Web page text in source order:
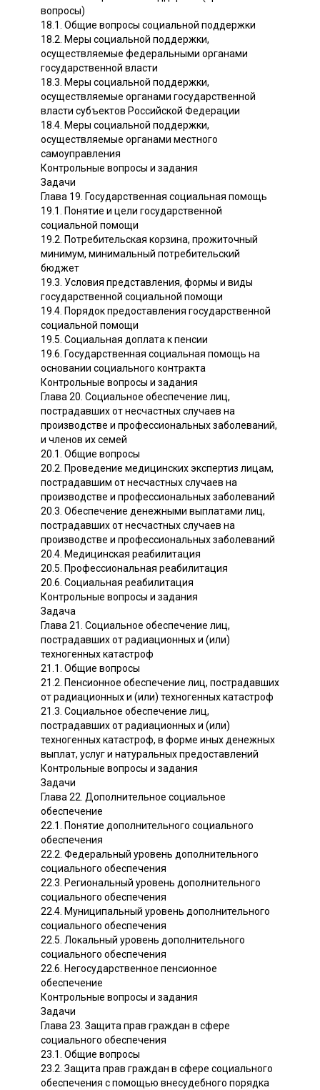
вопросы)
18.1. Общие вопросы социальной поддержки
18.2. Меры социальной поддержки,
осуществляемые федеральными органами
государственной власти
18.3. Меры социальной поддержки,
осуществляемые органами государственной
власти субъектов Российской Федерации
18.4. Меры социальной поддержки,
осуществляемые органами местного
самоуправления
Контрольные вопросы и задания
Задачи
Глава 19. Государственная социальная помощь
19.1. Понятие и цели государственной
социальной помощи
19.2. Потребительская корзина, прожиточный
минимум, минимальный потребительский
бюджет
19.3. Условия представления, формы и виды
государственной социальной помощи
19.4. Порядок предоставления государственной
социальной помощи
19.5. Социальная доплата к пенсии
19.6. Государственная социальная помощь на
основании социального контракта
Контрольные вопросы и задания
Глава 20. Социальное обеспечение лиц,
пострадавших от несчастных случаев на
производстве и профессиональных заболеваний,
и членов их семей
20.1. Общие вопросы
20.2. Проведение медицинских экспертиз лицам,
пострадавшим от несчастных случаев на
производстве и профессиональных заболеваний
20.3. Обеспечение денежными выплатами лиц,
пострадавших от несчастных случаев на
производстве и профессиональных заболеваний
20.4. Медицинская реабилитация
20.5. Профессиональная реабилитация
20.6. Социальная реабилитация
Контрольные вопросы и задания
Задача
Глава 21. Социальное обеспечение лиц,
пострадавших от радиационных и (или)
техногенных катастроф
21.1. Общие вопросы
21.2. Пенсионное обеспечение лиц, пострадавших
от радиационных и (или) техногенных катастроф
21.3. Социальное обеспечение лиц,
пострадавших от радиационных и (или)
техногенных катастроф, в форме иных денежных
выплат, услуг и натуральных предоставлений
Контрольные вопросы и задания
Задачи
Глава 22. Дополнительное социальное
обеспечение
22.1. Понятие дополнительного социального
обеспечения
22.2. Федеральный уровень дополнительного
социального обеспечения
22.3. Региональный уровень дополнительного
социального обеспечения
22.4. Муниципальный уровень дополнительного
социального обеспечения
22.5. Локальный уровень дополнительного
социального обеспечения
22.6. Негосударственное пенсионное
обеспечение
Контрольные вопросы и задания
Задачи
Глава 23. Защита прав граждан в сфере
социального обеспечения
23.1. Общие вопросы
23.2. Защита прав граждан в сфере социального
обеспечения с помощью внесудебного порядка